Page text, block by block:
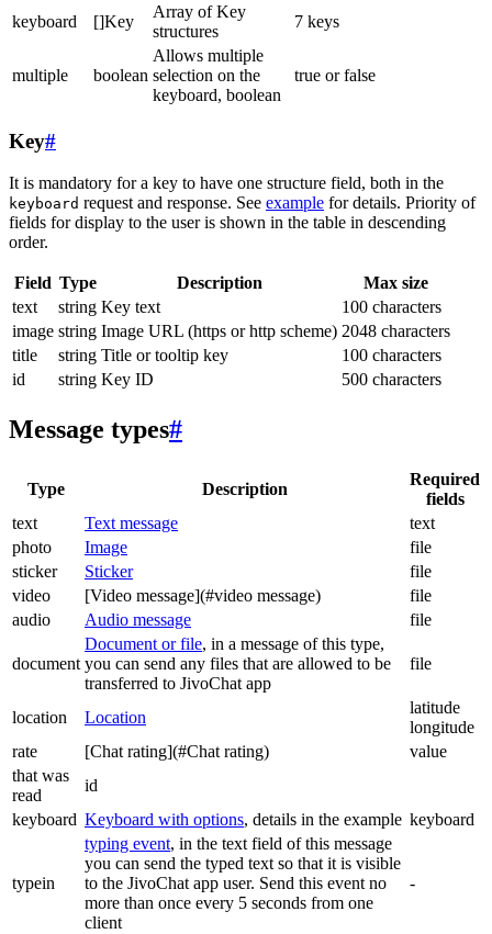
keyboard []Key
Array of Key
structures
7 keys
multiple boolean
Allows multiple
selection on the
keyboard, boolean
true or false
Key#
It is mandatory for a key to have one structure field, both in the
keyboard request and response. See example for details. Priority of
fields for display to the user is shown in the table in descending
order.
Field Type Description
Max size
text
string Key text
100 characters
image string Image URL (https or http scheme) 2048 characters
title
string Title or tooltip key
100 characters
id
string Key ID 500 characters
Message types#
Type Description
Required
fields
text
Text message
text
photo
Image
file
sticker
Sticker
file
video
[Video message](#video message)
file
audio
Audio message file
document
Document or file, in a message of this type,
you can send any files that are allowed to be
transferred to JivoChat app
file
location Location
latitude
longitude
rate
[Chat rating](#Chat rating)
value
that was
read
id
keyboard Keyboard with options, details in the example keyboard
typein
typing event, in the text field of this message
you can send the typed text so that it is visible
to the JivoChat app user. Send this event no
more than once every 5 seconds from one
client
-